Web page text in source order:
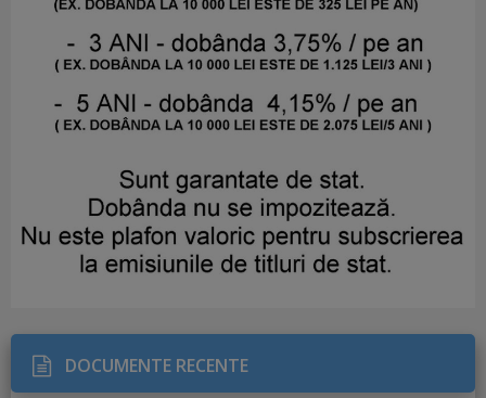
DOCUMENTE RECENTE